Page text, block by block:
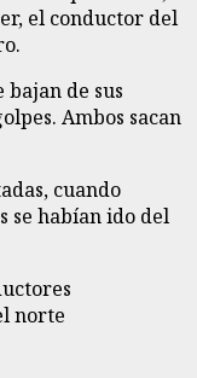
el conductor del
de sus
Ambos sacan
cuando
se habían ido del
norte